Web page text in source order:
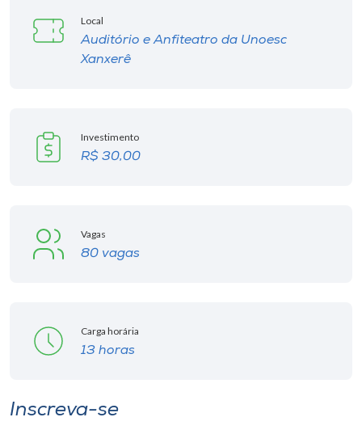
Local
Auditório e Anfiteatro da Unoesc
Xanxerê
Investimento
R$ 30,00
Vagas
80 vagas
Carga horária
13 horas
Inscreva-se